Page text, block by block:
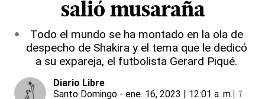
salió musaraña
Todo el mundo se ha montado en la ola de
despecho de Shakira y el tema que le dedicó
a su expareja, el futbolista Gerard Piqué.
Diario Libre
Santo Domingo - ene. 16, 2023 | 12:01 a. m.| 1